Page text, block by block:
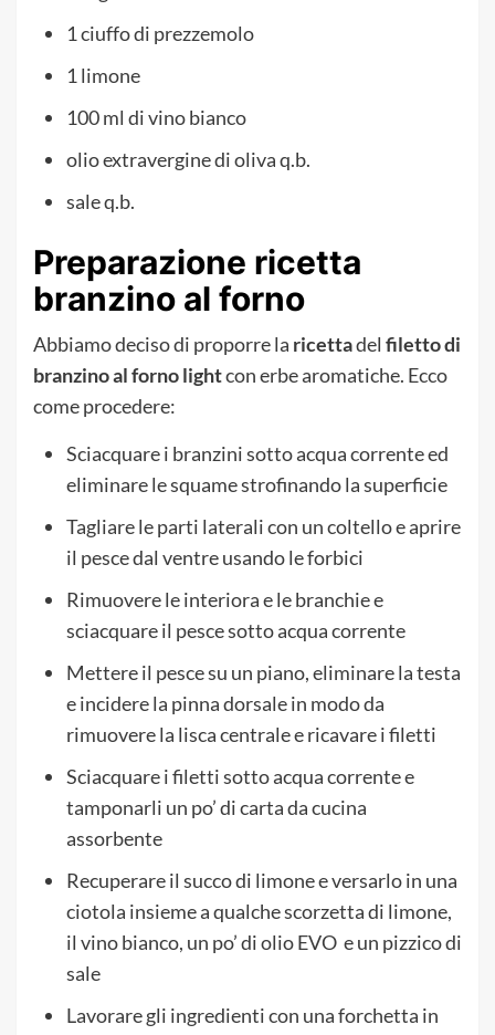
1 ciuffo di prezzemolo
1 limone
100 ml di vino bianco
olio extravergine di oliva q.b.
sale q.b.
Preparazione ricetta
branzino al forno
Abbiamo deciso di proporre la ricettadel filetto di
branzino al forno lightcon erbe aromatiche. Ecco
come procedere:
Sciacquare i branzini sotto acqua corrente ed
eliminare le squame strofinando la superficie
Tagliare le parti laterali con un coltello e aprire
il pesce dal ventre usando le forbici
Rimuovere le interiora e le branchie e
sciacquare il pesce sotto acqua corrente
Mettere il pesce su un piano, eliminare la testa
e incidere la pinna dorsale in modo da
rimuovere la lisca centrale e ricavare i filetti
Sciacquare i filetti sotto acqua corrente e
tamponarli un po’ di carta da cucina
assorbente
Recuperare il succo di limone e versarlo in una
ciotola insieme a qualche scorzetta di limone,
il vino bianco, un po’ di olio EVO e un pizzico di
sale
Lavorare gli ingredienti con una forchetta in